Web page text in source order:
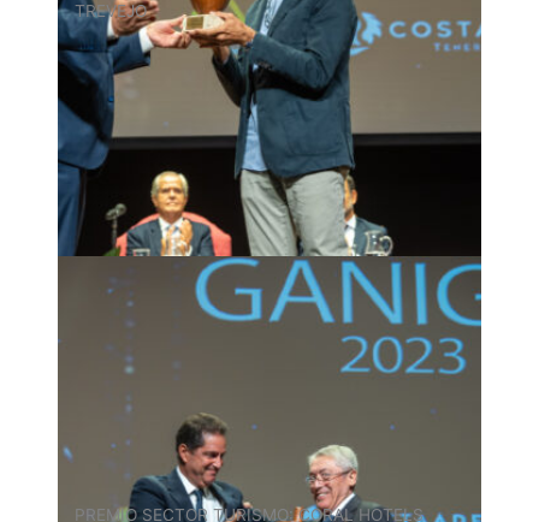
TREVEJO
PREMIO SECTOR TURISMO: CORAL HOTELS